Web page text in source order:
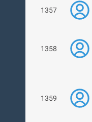
1357
1358
1359